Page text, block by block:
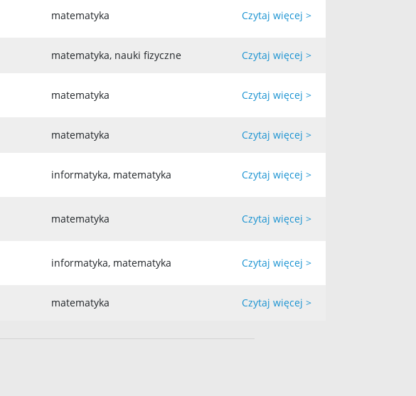
matematyka Czytaj więcej >
matematyka, nauki fizyczne Czytaj więcej >
matematyka Czytaj więcej >
matematyka Czytaj więcej >
informatyka, matematyka Czytaj więcej >
matematyka Czytaj więcej >
informatyka, matematyka Czytaj więcej >
matematyka Czytaj więcej >